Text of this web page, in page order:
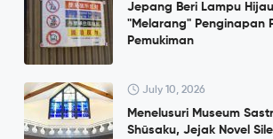
Jepang Beri Lampu
"Melarang" Penginapan
Pemukiman
July 10, 2026
Menelusuri Museum
Shūsaku, Jejak Novel